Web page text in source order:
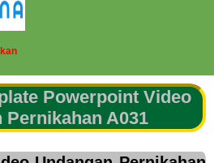
Powerpoint Video
Pernikahan A031